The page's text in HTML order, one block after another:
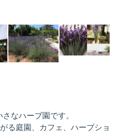
なハーブ園です。
る庭園、カフェ、ハーブショ